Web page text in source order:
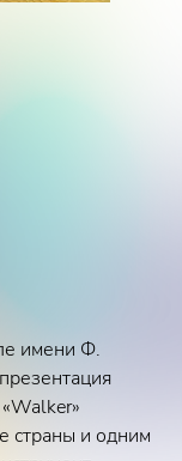
имени Ф.
страны и одним